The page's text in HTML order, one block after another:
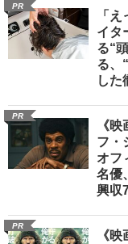
PR
「
イタ
る“
る、
した
PR
《
フ・
オフ
名優
興収
PR
《